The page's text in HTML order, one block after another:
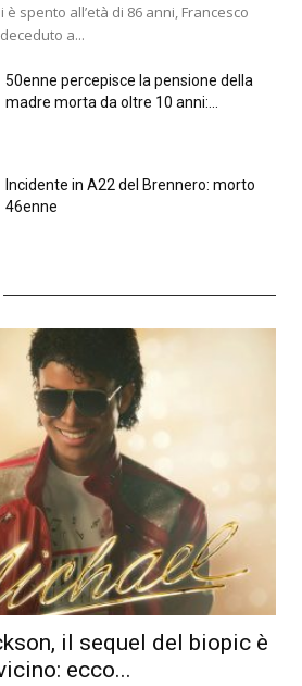
è spento all’età di 86 anni, Francesco
a...
50enne percepisce la pensione della
madre morta da oltre 10 anni:...
Incidente in A22 del Brennero: morto
46enne
il sequel del biopic è
ecco...